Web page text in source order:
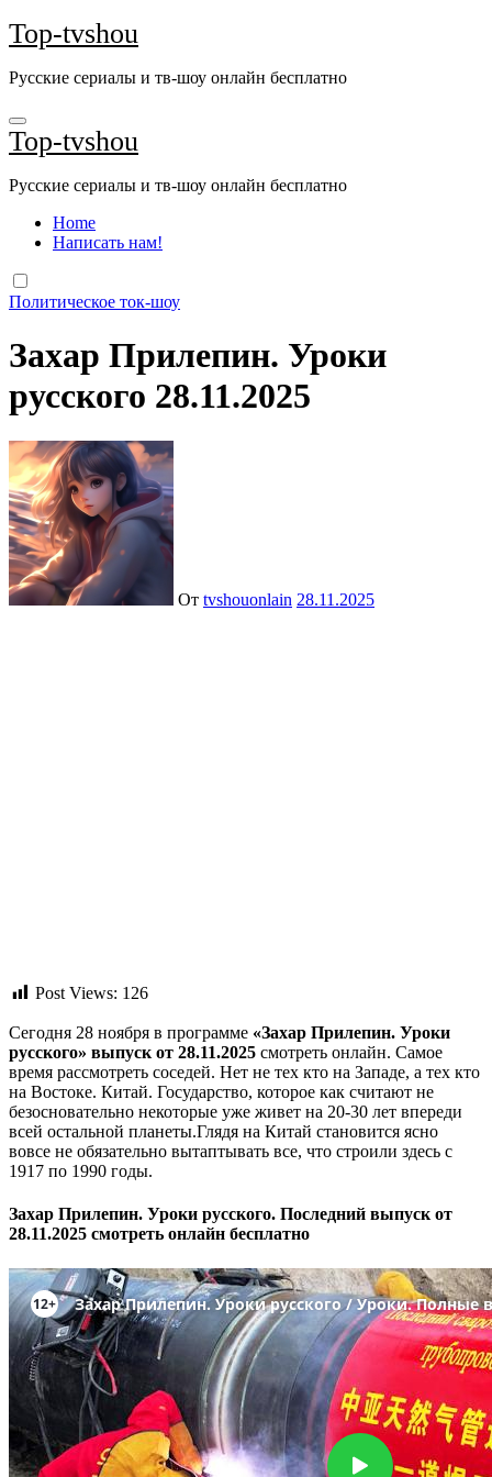
Перейти
к
Top-tvshou
Русские сериалы и тв-шоу онлайн бесплатно
Top-tvshou
Русские сериалы и тв-шоу онлайн бесплатно
Home
Написать нам!
Политическое ток-шоу
Захар Прилепин. Уроки
русского 28.11.2025
От tvshouonlain 28.11.2025
Post Views: 126
Сегодня 28 ноября в программе «Захар Прилепин. Уроки
русского» выпуск от 28.11.2025 смотреть онлайн. Самое
время рассмотреть соседей. Нет не тех кто на Западе, а тех кто
на Востоке. Китай. Государство, которое как считают не
безосновательно некоторые уже живет на 20-30 лет впереди
всей остальной планеты.Глядя на Китай становится ясно
вовсе не обязательно вытаптывать все, что строили здесь с
1917 по 1990 годы.
Захар Прилепин. Уроки русского. Последний выпуск от
28.11.2025 смотреть онлайн бесплатно